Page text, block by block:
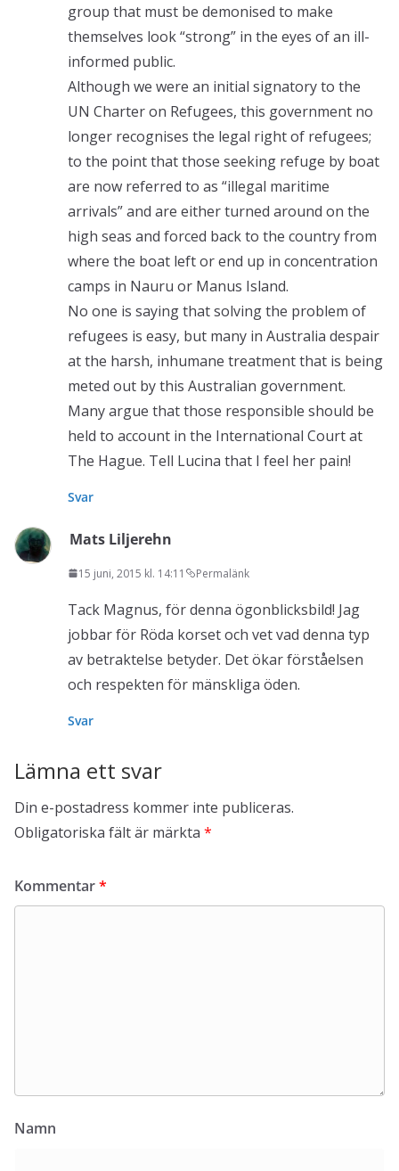
group that must be demonised to make
themselves look “strong” in the eyes of an ill-
informed public.
Although we were an initial signatory to the
UN Charter on Refugees, this government no
longer recognises the legal right of refugees;
to the point that those seeking refuge by boat
are now referred to as “illegal maritime
arrivals” and are either turned around on the
high seas and forced back to the country from
where the boat left or end up in concentration
camps in Nauru or Manus Island.
No one is saying that solving the problem of
refugees is easy, but many in Australia despair
at the harsh, inhumane treatment that is being
meted out by this Australian government.
Many argue that those responsible should be
held to account in the International Court at
The Hague. Tell Lucina that I feel her pain!
Svar
Mats Liljerehn
15 juni, 2015 kl. 14:11 Permalänk
Tack Magnus, för denna ögonblicksbild! Jag
jobbar för Röda korset och vet vad denna typ
av betraktelse betyder. Det ökar förståelsen
och respekten för mänskliga öden.
Svar
Lämna ett svar
Din e-postadress kommer inte publiceras.
Obligatoriska fält är märkta *
Kommentar*
Namn